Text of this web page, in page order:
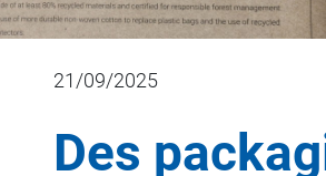
21/09/2025
Des